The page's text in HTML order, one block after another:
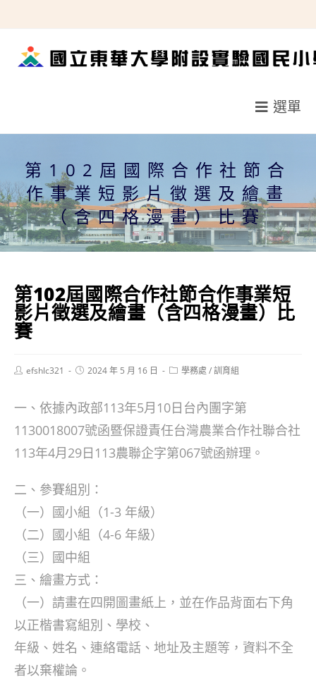
轉
選單
第102屆國際合作社節合
作事業短影片徵選及繪畫
（含四格漫畫）比賽
第102屆國際合作社節合作事業短
影片徵選及繪畫（含四格漫畫）比
賽
Postefshlc321
Post2024 年 5 月 16 日
Post學務處 /訓育組
一、依據內政部113年5月10日台內團字第
1130018007號函暨保證責任台灣農業合作社聯合社
113年4月29日113農聯企字第067號函辦理。
二、參賽組別：
（一）國小組（1-3 年級）
（二）國小組（4-6 年級）
（三）國中組
三、繪畫方式：
（一）請畫在四開圖畫紙上，並在作品背面右下角
以正楷書寫組別、學校、
年級、姓名、連絡電話、地址及主題等，資料不全
者以棄權論。